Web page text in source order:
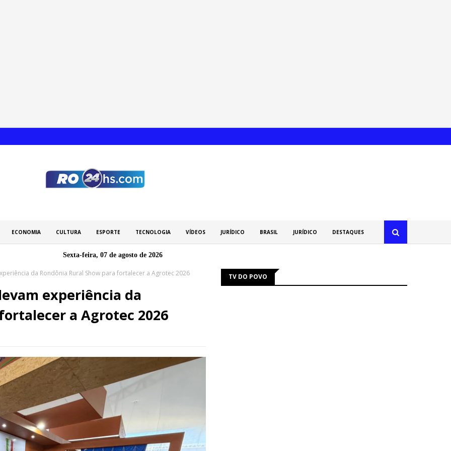
ECONOMIA CULTURA ESPORTE TECNOLOGIA VÍDEOS JURÍDICO BRASIL JURÍDICO DESTAQUES
Sexta-feira, 07 de agosto de 2026
da Rondônia Rural Show para fortalecer a Agrotec 2026
experiência da
a Agrotec 2026
TV DO POVO